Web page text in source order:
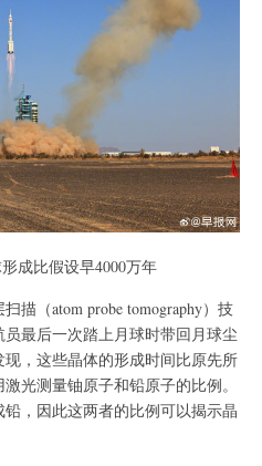
成比假设早4000万年
描（atom probe tomography）技
最后一次踏上月球时带回月球尘
，这些晶体的形成时间比原先所
光测量铀原子和铅原子的比例。
，因此这两者的比例可以揭示晶